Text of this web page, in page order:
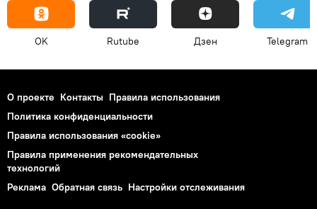
OK Rutube Дзен Telegram
О проекте Контакты Правила использования
Политика конфиденциальности
Правила использования «cookie»
Правила применения рекомендательных
технологий
Реклама Обратная связь Настройки отслеживания